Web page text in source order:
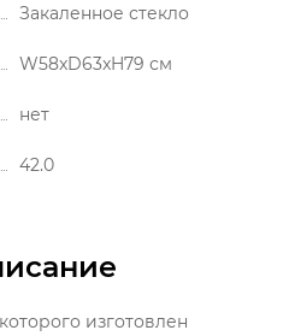
Закаленное стекло
W58xD63xH79 см
нет
42.0
изготовлен